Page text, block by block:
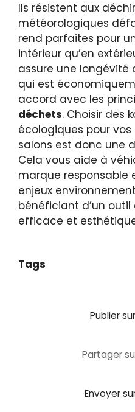
Ils résistent aux
météorologiques
rend parfaites pour
intérieur qu’en
assure une longévité
qui est
accord avec les
déchets. Choisir des
écologiques pour
salons est donc une
Cela vous aide à
marque responsable
enjeux
bénéficiant d’un
efficace et
Tags
Publier
Partager
Envoyer